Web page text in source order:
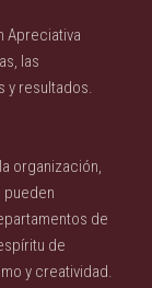
Apreciativa
las
y resultados.
organización,
pueden
de
de
y creatividad.